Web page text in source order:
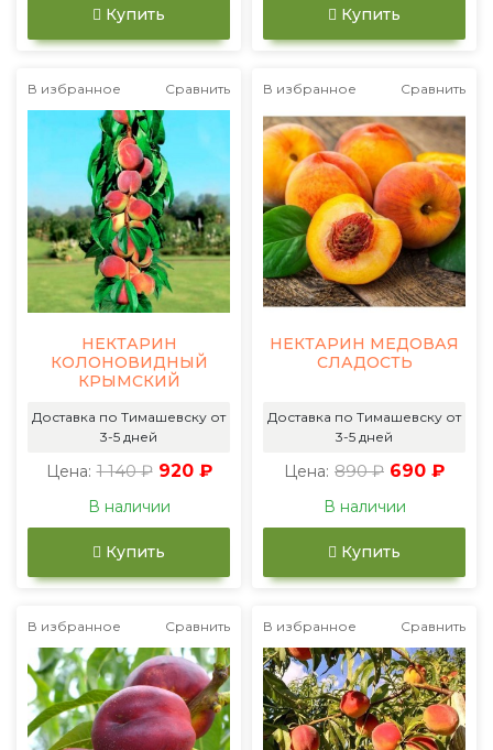
Купить Купить
В избранное Сравнить
НЕКТАРИН
КОЛОНОВИДНЫЙ
КРЫМСКИЙ
Доставка по Тимашевску от
3-5 дней
Цена: 1 140 ₽ 920 ₽
В наличии
Купить
В избранное Сравнить
НЕКТАРИН МЕДОВАЯ
СЛАДОСТЬ
Доставка по Тимашевску от
3-5 дней
Цена: 890 ₽ 690 ₽
В наличии
Купить
В избранное Сравнить В избранное Сравнить